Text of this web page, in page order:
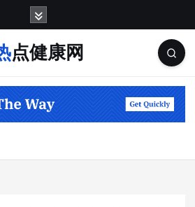
热点健康网